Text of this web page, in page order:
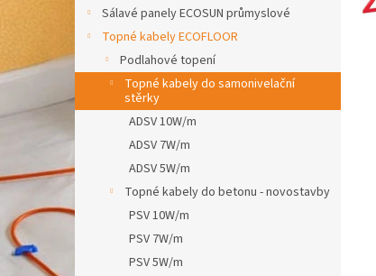
a
n
e
l
Sálavé panely ECOSUN průmyslové
Topné kabely ECOFLOOR
Podlahové topení
Topné kabely do samonivelační
stěrky
ADSV 10W/m
ADSV 7W/m
ADSV 5W/m
Topné kabely do betonu - novostavby
PSV 10W/m
PSV 7W/m
PSV 5W/m